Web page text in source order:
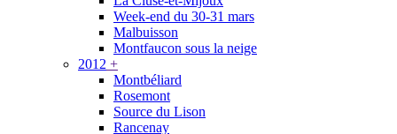
Week-end du 30-31 mars
Malbuisson
Montfaucon sous la neige
2012 +
Montbéliard
Rosemont
Source du Lison
Rancenay